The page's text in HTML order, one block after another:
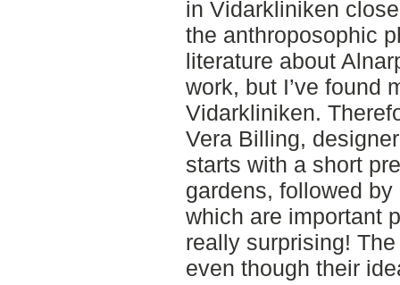
in Vidarkliniken
the anthroposophic
literature about
work, but I’ve found
Vidarkliniken.
Vera Billing,
starts with a short
gardens, followed
which are important
really surprising!
even though their